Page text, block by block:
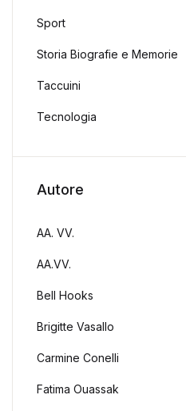
Sport
Storia Biografie e Memorie
Taccuini
Tecnologia
Autore
AA. VV.
AA.VV.
Bell Hooks
Brigitte Vasallo
Carmine Conelli
Fatima Ouassak